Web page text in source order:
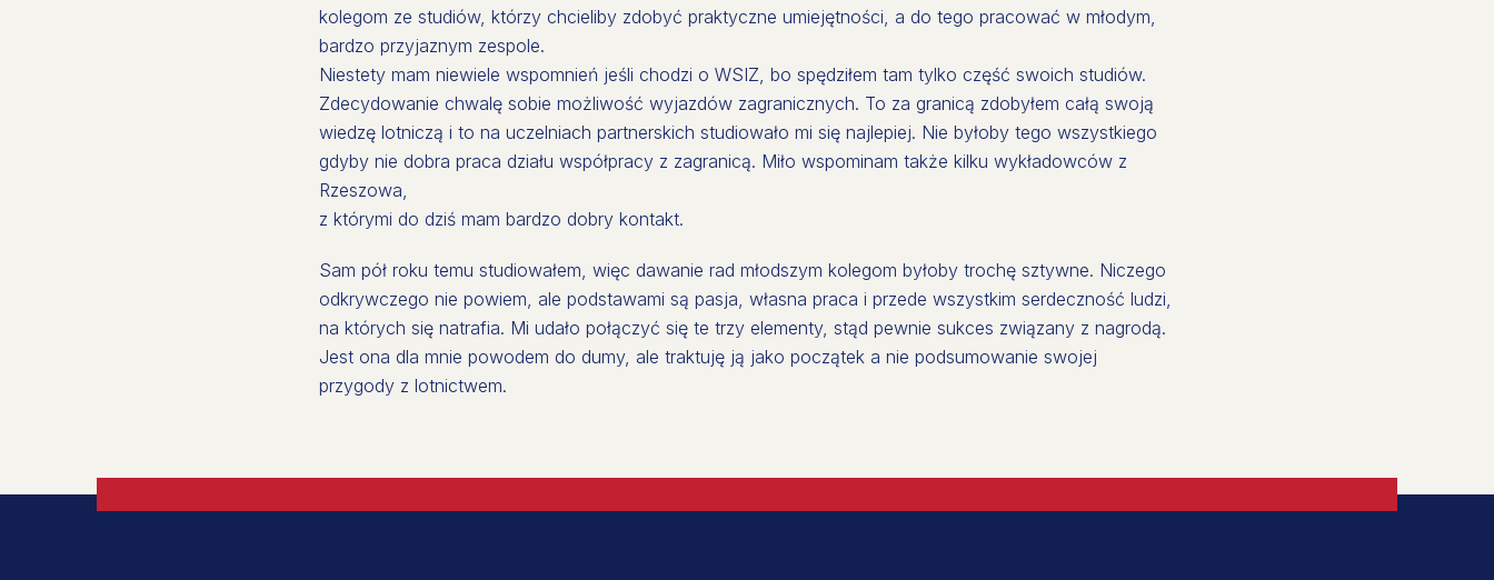
kolegom ze studiów, którzy chcieliby zdobyć praktyczne umiejętności, a do tego pracować w młodym,
bardzo przyjaznym zespole.
Niestety mam niewiele wspomnień jeśli chodzi o WSIZ, bo spędziłem tam tylko część swoich studiów.
Zdecydowanie chwalę sobie możliwość wyjazdów zagranicznych. To za granicą zdobyłem całą swoją
wiedzę lotniczą i to na uczelniach partnerskich studiowało mi się najlepiej. Nie byłoby tego wszystkiego
gdyby nie dobra praca działu współpracy z zagranicą. Miło wspominam także kilku wykładowców z
Rzeszowa,
z którymi do dziś mam bardzo dobry kontakt.
Sam pół roku temu studiowałem, więc dawanie rad młodszym kolegom byłoby trochę sztywne. Niczego
odkrywczego nie powiem, ale podstawami są pasja, własna praca i przede wszystkim serdeczność ludzi,
na których się natrafia. Mi udało połączyć się te trzy elementy, stąd pewnie sukces związany z nagrodą.
Jest ona dla mnie powodem do dumy, ale traktuję ją jako początek a nie podsumowanie swojej
przygody z lotnictwem.